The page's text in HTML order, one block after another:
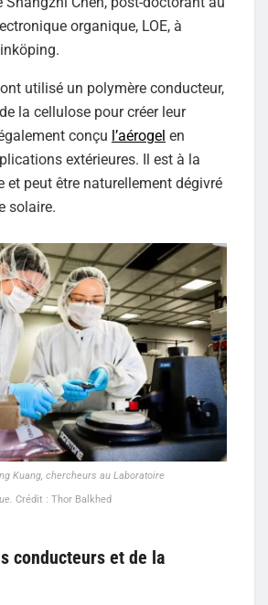
organique, LOE, à
utilisé un polymère conducteur,
la cellulose pour créer leur
conçu l’aérogel en
extérieures. Il est à la
et peut être naturellement dégivré
solaire.
Kuang, chercheurs au Laboratoire
Crédit : Thor Balkhed
conducteurs et de la